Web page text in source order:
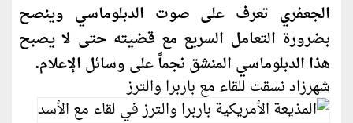
الجعفري تعرف على صوت الدبلوماسي وينصح
بضرورة التعامل السريع مع قضيته حتى لا يصبح
هذا الدبلوماسي المنشق نجماً على وسائل الإعلام.
شهرزاد نسقت للقاء مع باربرا والترز